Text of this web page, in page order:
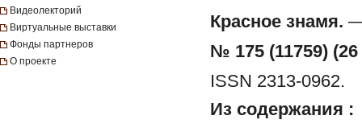
Видеолекторий
Виртуальные выставки
Фонды партнеров
О проекте
Красное знамя. —
№ 175 (11759)
ISSN 2313-0962.
Из содержания :